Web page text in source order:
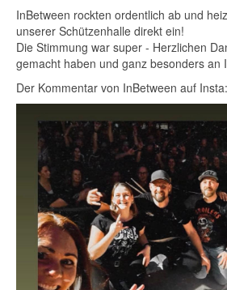
InBetween rockten ordentlich ab und
unserer Schützenhalle direkt ein!
Die Stimmung war super - Herzlichen
gemacht haben und ganz besonders an
Der Kommentar von InBetween auf Insta: